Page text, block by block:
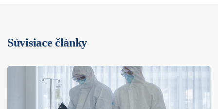
Súvisiace články